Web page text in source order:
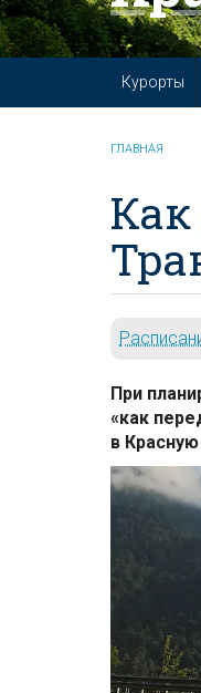
Курорты
ГЛАВНАЯ
Как
При
«как
в